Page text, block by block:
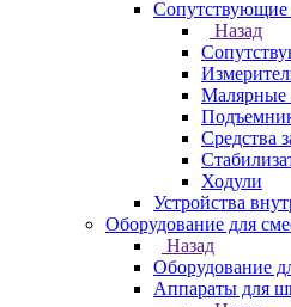
Сопутствующие
Назад
Малярные
Средства
Ходули
Устройства
Оборудование для
Назад
Оборудование
Аппараты для